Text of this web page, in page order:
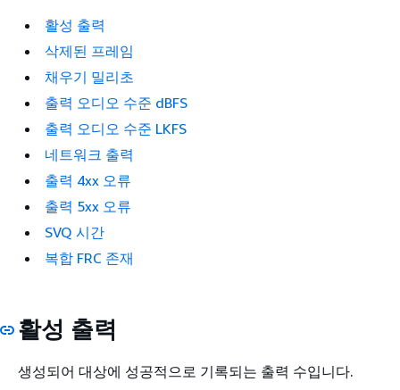
활성 출력
삭제된 프레임
채우기 밀리초
출력 오디오 수준 dBFS
출력 오디오 수준 LKFS
네트워크 출력
출력 4xx 오류
출력 5xx 오류
SVQ 시간
복합 FRC 존재
활성 출력
생성되어 대상에 성공적으로 기록되는 출력 수입니다.